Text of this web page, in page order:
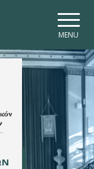
MENU